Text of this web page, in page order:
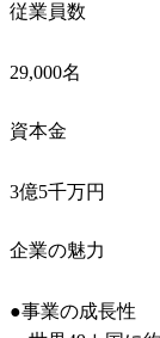
従業員数
29,000名
資本金
3億5千万円
企業の魅力
●事業の成長性